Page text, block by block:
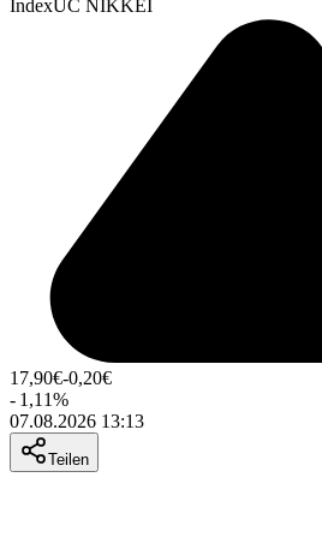
IndexUC NIKKEI
17,90€-0,20€
- 1,11%
07.08.2026 13:13
Teilen